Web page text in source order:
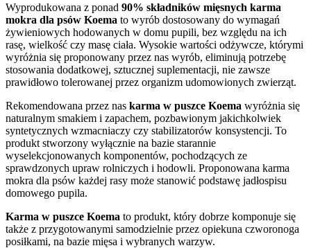
Wyprodukowana z ponad 90% składników mięsnych karma
mokra dla psów Koema to wyrób dostosowany do wymagań
żywieniowych hodowanych w domu pupili, bez względu na ich
rasę, wielkość czy masę ciała. Wysokie wartości odżywcze, którymi
wyróżnia się proponowany przez nas wyrób, eliminują potrzebę
stosowania dodatkowej, sztucznej suplementacji, nie zawsze
prawidłowo tolerowanej przez organizm udomowionych zwierząt.
Rekomendowana przez nas karma w puszce Koema wyróżnia się
naturalnym smakiem i zapachem, pozbawionym jakichkolwiek
syntetycznych wzmacniaczy czy stabilizatorów konsystencji. To
produkt stworzony wyłącznie na bazie starannie
wyselekcjonowanych komponentów, pochodzących ze
sprawdzonych upraw rolniczych i hodowli. Proponowana karma
mokra dla psów każdej rasy może stanowić podstawę jadłospisu
domowego pupila.
Karma w puszce Koema to produkt, który dobrze komponuje się
także z przygotowanymi samodzielnie przez opiekuna czworonoga
posiłkami, na bazie mięsa i wybranych warzyw.